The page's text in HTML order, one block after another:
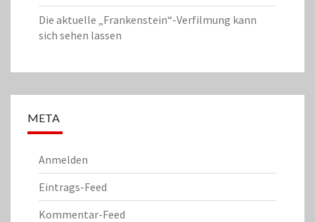
Die aktuelle „Frankenstein“-Verfilmung kann
sich sehen lassen
META
Anmelden
Eintrags-Feed
Kommentar-Feed